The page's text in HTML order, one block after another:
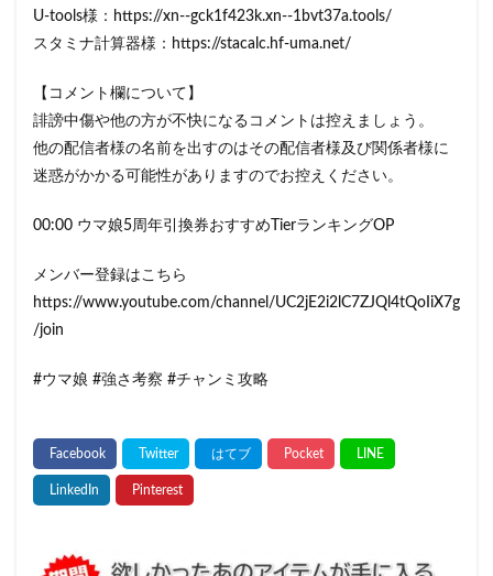
U-tools様：https://xn--gck1f423k.xn--1bvt37a.tools/
スタミナ計算器様：https://stacalc.hf-uma.net/
【コメント欄について】
誹謗中傷や他の方が不快になるコメントは控えましょう。
他の配信者様の名前を出すのはその配信者様及び関係者様に
迷惑がかかる可能性がありますのでお控えください。
00:00 ウマ娘5周年引換券おすすめTierランキングOP
メンバー登録はこちら
https://www.youtube.com/channel/UC2jE2i2lC7ZJQl4tQoIiX7g
/join
#ウマ娘 #強さ考察 #チャンミ攻略